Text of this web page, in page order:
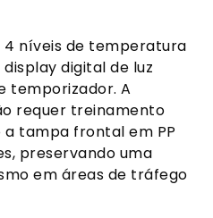
níveis de temperatura
digital de luz
temporizador. A
requer treinamento
tampa frontal em PP
preservando uma
em áreas de tráfego